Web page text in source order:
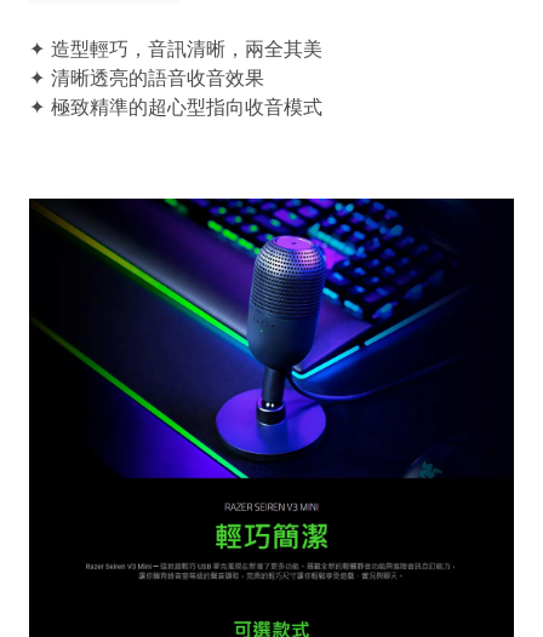
✦ 造型輕巧，音訊清晰，兩全其美
✦ 清晰透亮的語音收音效果
✦ 極致精準的超心型指向收音模式